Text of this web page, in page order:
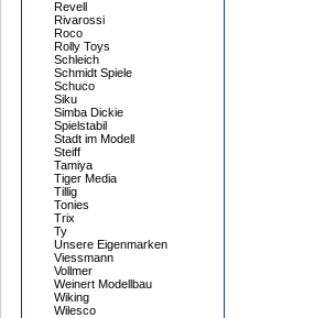
Revell
Rivarossi
Roco
Rolly Toys
Schleich
Schmidt Spiele
Schuco
Siku
Simba Dickie
Spielstabil
Stadt im Modell
Steiff
Tamiya
Tiger Media
Tillig
Tonies
Trix
Ty
Unsere Eigenmarken
Viessmann
Vollmer
Weinert Modellbau
Wiking
Wilesco